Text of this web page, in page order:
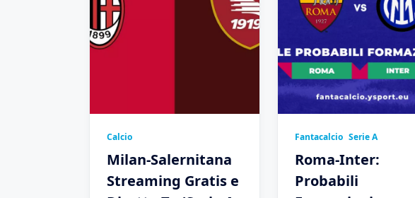
Calcio
Milan-Salernitana
Streaming Gratis e
Fantacalcio Serie A
Roma-Inter:
Probabili